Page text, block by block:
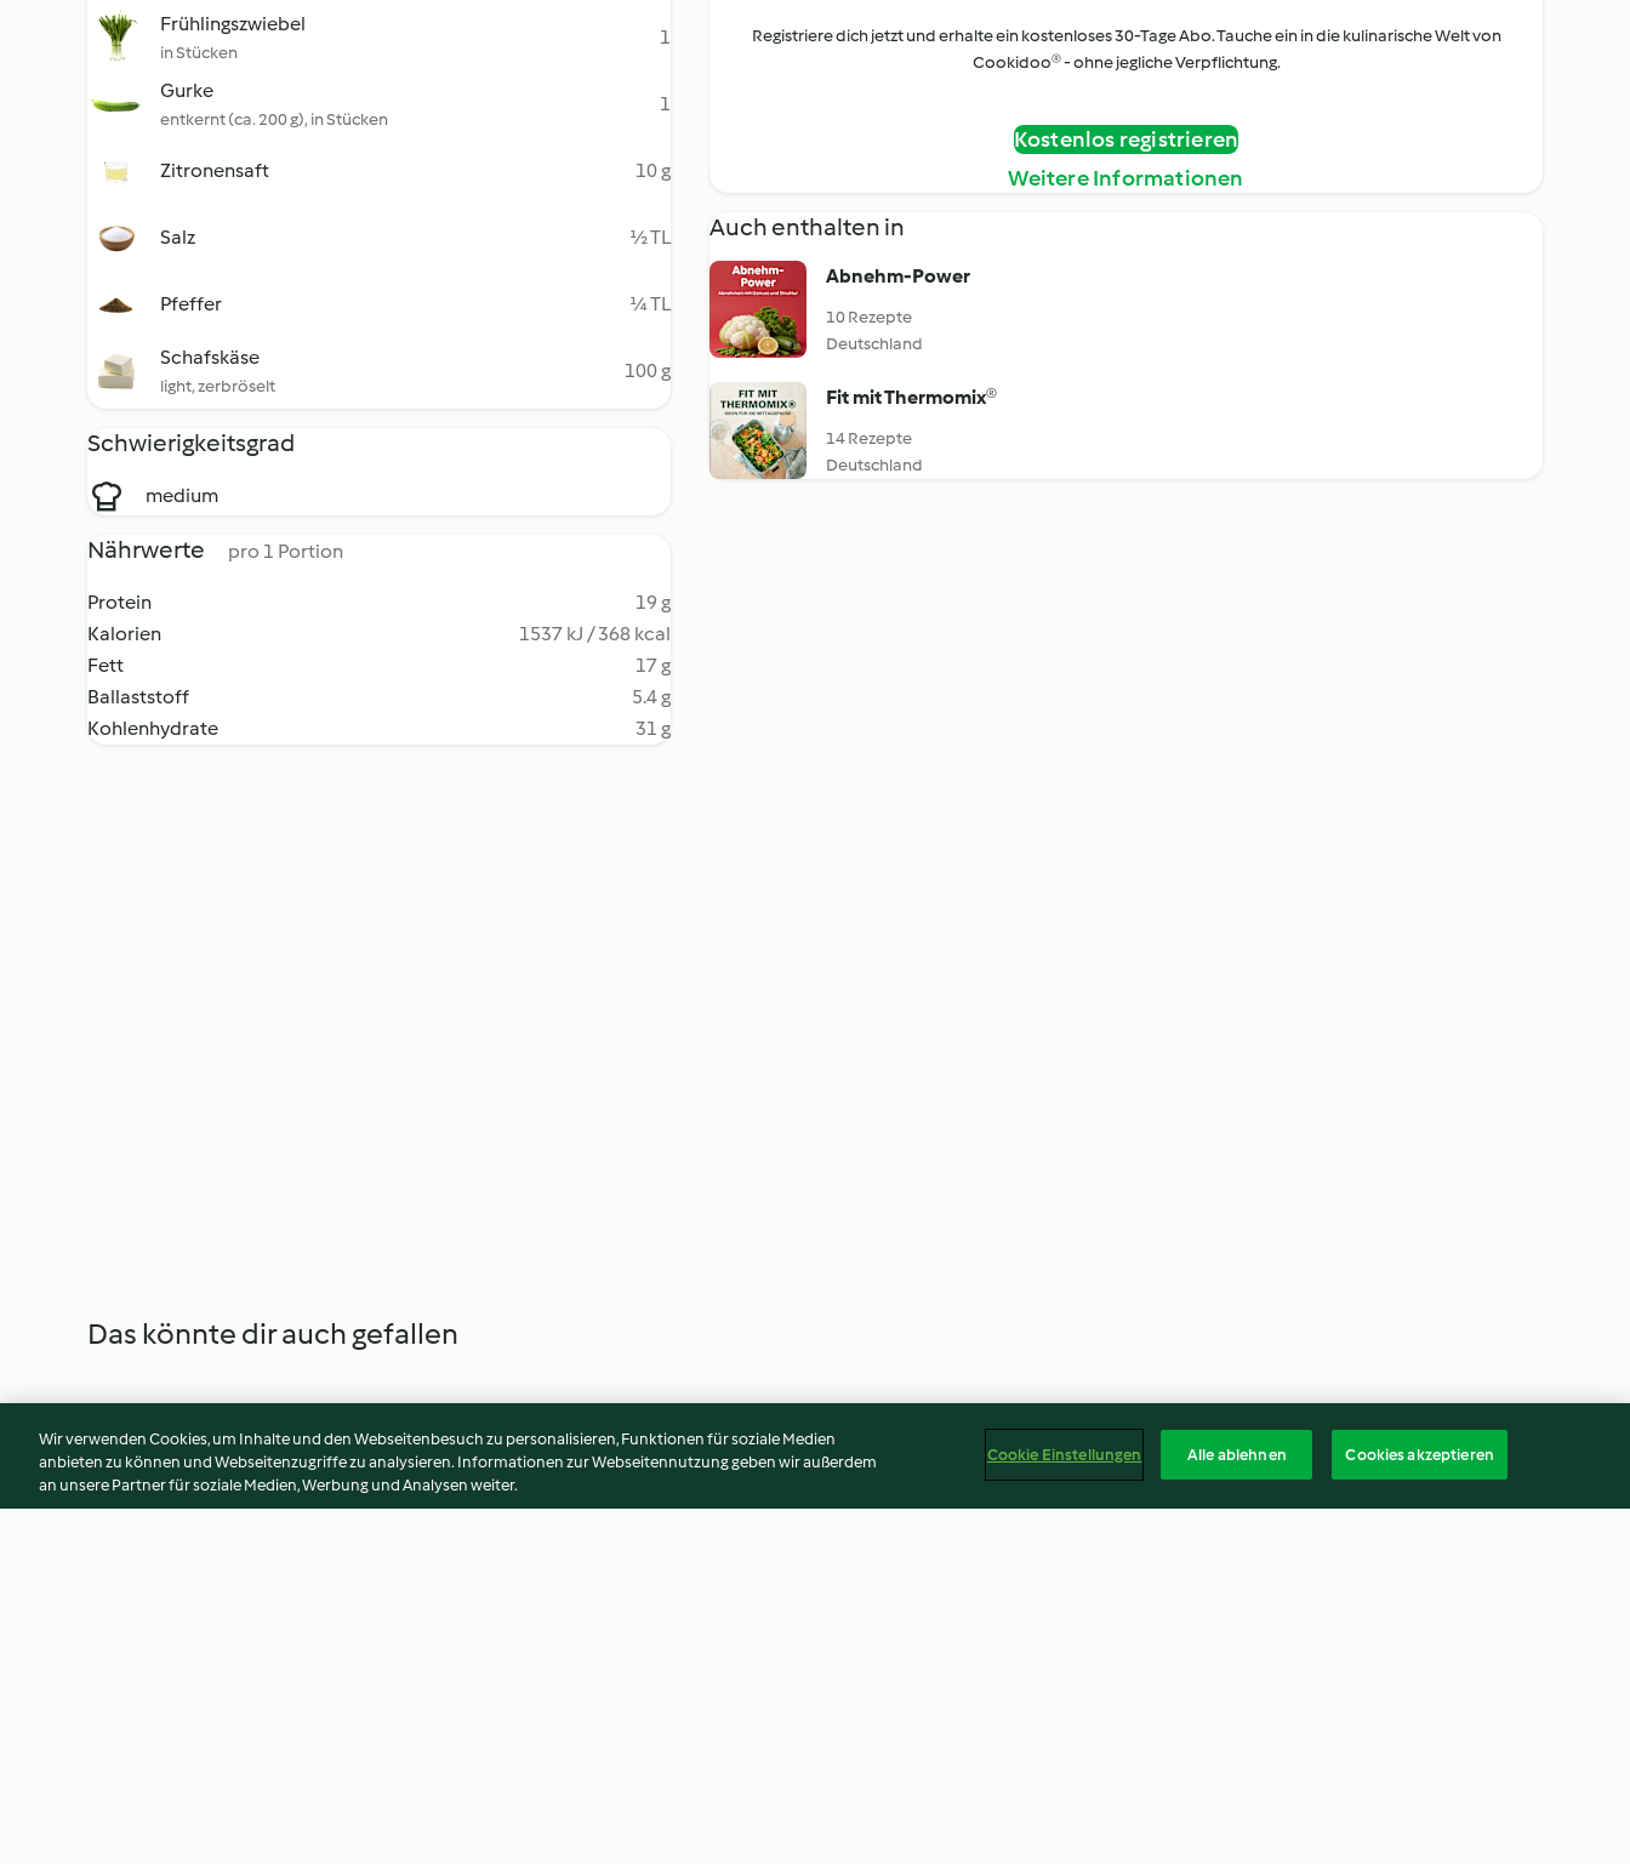
Frühlingszwiebel
in Stücken
1
Gurke
entkernt (ca. 200 g), in Stücken
1
Zitronensaft 10 g
Salz ½ TL
Pfeffer ¼ TL
Schafskäse
light, zerbröselt
100 g
Schwierigkeitsgrad
medium
Nährwerte pro 1 Portion
Protein
19 g
Kalorien
1537 kJ / 368 kcal
Fett
17 g
Ballaststoff
5.4 g
Kohlenhydrate
31 g
Registriere dich jetzt und erhalte ein kostenloses 30-Tage Abo. Tauche ein in die kulinarische Welt von
Cookidoo® - ohne jegliche Verpflichtung.
Kostenlos registrieren
Weitere Informationen
Auch enthalten in
Abnehm-Power
10 Rezepte
Deutschland
Fit mit Thermomix®
14 Rezepte
Deutschland
Das könnte dir auch gefallen
Wir verwenden Cookies, um Inhalte und den Webseitenbesuch zu personalisieren, Funktionen für soziale Medien
anbieten zu können und Webseitenzugriffe zu analysieren. Informationen zur Webseitennutzung geben wir außerdem
an unsere Partner für soziale Medien, Werbung und Analysen weiter.
Cookie Einstellungen Alle ablehnen Cookies akzeptieren